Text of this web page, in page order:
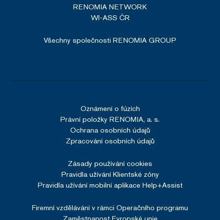
RENOMIA NETWORK
WI-ASS ČR
Všechny společnosti RENOMIA GROUP
Oznámení o fúzích
Právní položky RENOMIA, a. s.
Ochrana osobních údajů
Zpracování osobních údajů
Zásady používání cookies
Pravidla užívání Klientské zóny
Pravidla užívání mobilní aplikace Help+Assist
Firemní vzdělávání v rámci Operačního programu
Zaměstnanost Evropské unie
cookies, jejichž použití je
nezbytné pro chod této webové
stránky. Nastavení
cookies můžete kdykoliv upravit v
v zápatí našich internetových
najdete v našichZásadách
ochrany osobních údajůa
Zásadách používání souborů
cookies.
Více informací
Funkční soubory
Nezařazené soubory
základní funkce webových stránek, jako je
Název Vyprší
.youtube.com